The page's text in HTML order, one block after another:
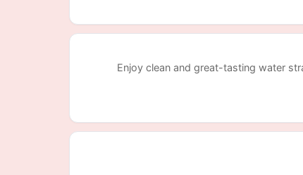
Enjoy clean and great-tasting water